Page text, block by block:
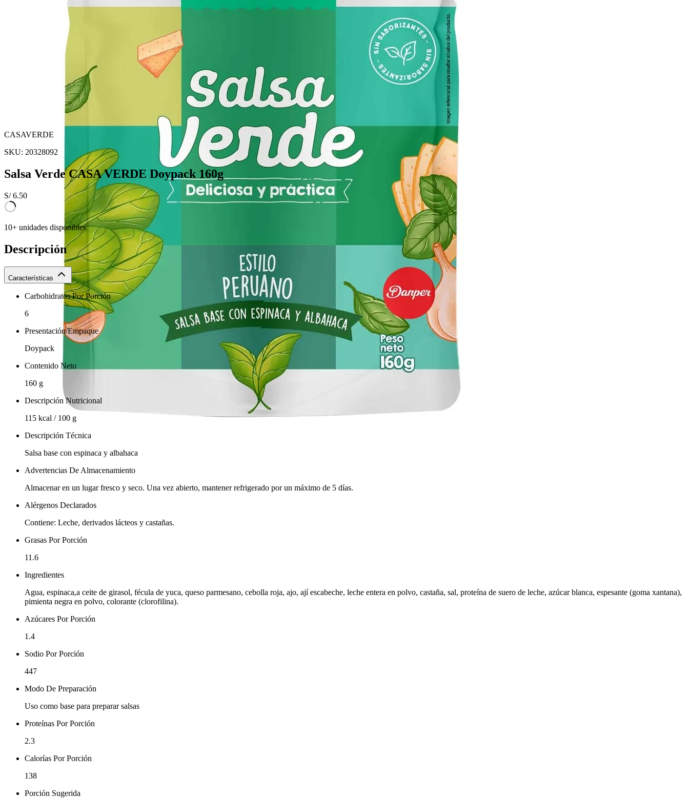
CASAVERDE
SKU: 20328092
Salsa Verde CASA VERDE Doypack 160g
S/6.50
10+ unidades disponibles
Descripción
Características
Carbohidratos Por Porción
6
Presentación/Empaque
Doypack
Contenido Neto
160 g
Descripción Nutricional
115 kcal / 100 g
Descripción Técnica
Salsa base con espinaca y albahaca
Advertencias De Almacenamiento
Almacenar en un lugar fresco y seco. Una vez abierto, mantener refrigerado por un máximo de 5 días.
Alérgenos Declarados
Contiene: Leche, derivados lácteos y castañas.
Grasas Por Porción
11.6
Ingredientes
Agua, espinaca,a ceite de girasol, fécula de yuca, queso parmesano, cebolla roja, ajo, ají escabeche, leche entera en polvo, castaña, sal, proteína de suero de leche, azúcar blanca, espesante (goma xantana),
pimienta negra en polvo, colorante (clorofilina).
Azúcares Por Porción
1.4
Sodio Por Porción
447
Modo De Preparación
Uso como base para preparar salsas
Proteínas Por Porción
2.3
Calorías Por Porción
138
Porción Sugerida